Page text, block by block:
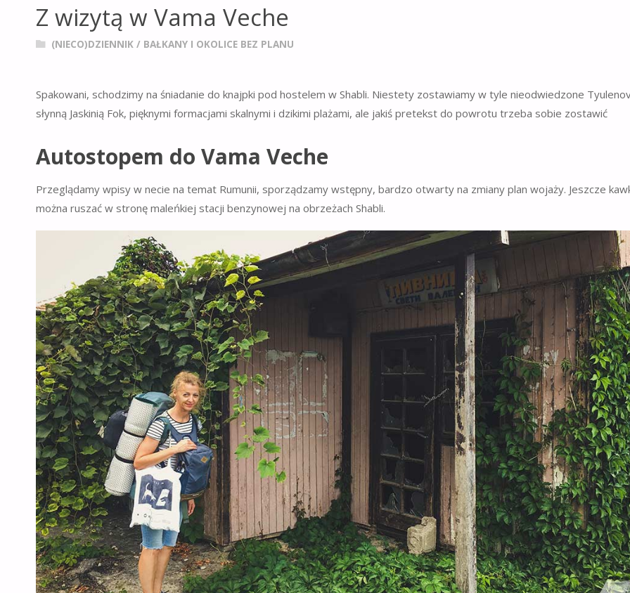
Z wizytą w Vama Veche
(NIECO)DZIENNIK/ BAŁKANY I OKOLICE BEZ PLANU
Spakowani, schodzimy na śniadanie do knajpki pod hostelem w Shabli. Niestety zostawiamy w tyle nieodwiedzone
słynną Jaskinią Fok, pięknymi formacjami skalnymi i dzikimi plażami, ale jakiś pretekst do powrotu trzeba sobie zostawić
Autostopem do Vama Veche
Przeglądamy wpisy w necie na temat Rumunii, sporządzamy wstępny, bardzo otwarty na zmiany plan wojaży. Jeszcze
można ruszać w stronę maleńkiej stacji benzynowej na obrzeżach Shabli.